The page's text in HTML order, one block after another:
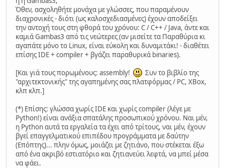
Όθεν, ασχοληθήτε μονάχα με γλώσσες, που παραμένουν
διαχρονικές - διότι (ως καλοσχεδιασμένες) έχουν αποδείξει
την αντοχή τους στη φθορά του χρόνου: C / C++ / Java, άντε και
καμιά Gambas3 από τις νεώτερες (αν μισείτε τα Παραθύρια κι
αγαπάτε μόνο το Linux, είναι εύκολη και δυναμιτάκι! - διαθέτει
επίσης IDE + compiler + βγάζει παραθυρικά binaries).
[Και γιά τους πορωμένους: assembly!
Συν το βιβλίο της
"αρχιτεκτονικής" της αγαπημένης σας πλατφόρμας / PC, XBox,
κλπ κλπ.]
(*) Επίσης: γλώσσα χωρίς IDE και χωρίς compiler (λέγε με
Python!) είναι ανάξια σπατάλης προσωπικού χρόνου. Ναι μέν,
η Python αυτά τα εργαλεία τα έχει από τρίτους, ναι μέν, έχουν
βγεί επαγγελματικού επιπέδου προγράμματα με δαύτην
(Επόπτης)... πλην όμως, μοιάζει με ζητιάνο, που στέκεται έξω
από ένα ακριβό εστιατόριο και ζητιανεύει λεφτά, να μπεί μέσα
να φάει.